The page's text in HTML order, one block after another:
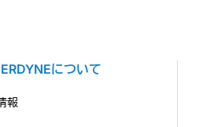
について
報